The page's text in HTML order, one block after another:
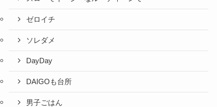
ゼロイチ
ソレダメ
DayDay
DAIGOも台所
男子ごはん